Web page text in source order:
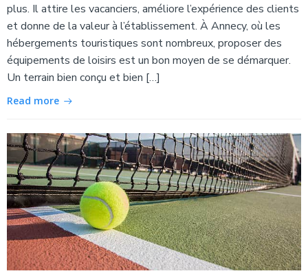
plus. Il attire les vacanciers, améliore l’expérience des clients
et donne de la valeur à l’établissement. À Annecy, où les
hébergements touristiques sont nombreux, proposer des
équipements de loisirs est un bon moyen de se démarquer.
Un terrain bien conçu et bien […]
Read more